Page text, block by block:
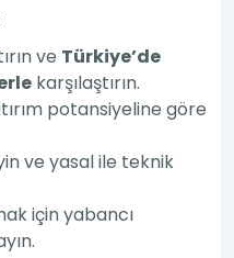
ve Türkiye’de
karşılaştırın.
potansiyeline göre
ve yasal ile teknik
için yabancı